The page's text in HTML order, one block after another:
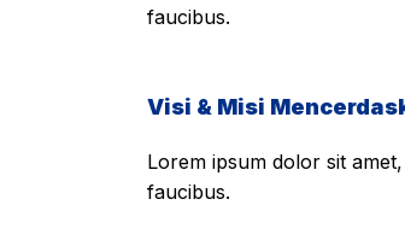
faucibus.
Visi & Misi
Lorem ipsum dolor sit
faucibus.